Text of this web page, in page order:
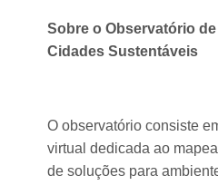
Sobre o Observatório
Cidades Sustentáveis
O observatório consiste
virtual dedicada ao
de soluções para